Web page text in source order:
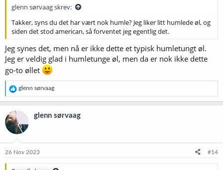
glenn sørvaag skrev:
Takker, syns du det har vært nok humle? Jeg liker litt humlede øl, og
siden det stod american, så forventet jeg egentlig det.
Jeg synes det, men nå er ikke dette et typisk humletungt øl.
Jeg er veldig glad i humletunge øl, men da er nok ikke dette
go-to øllet
R
e
a
j
o
e
glenn sørvaag
glenn sørvaag
26 Nov 2023 #14